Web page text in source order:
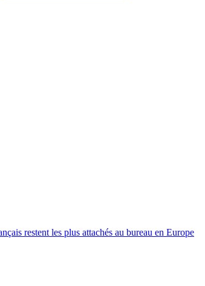
restent les plus attachés au bureau en Europe